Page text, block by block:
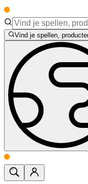
Vind je spellen,